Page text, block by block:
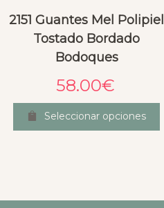
2151 Guantes Mel Polipiel
Tostado Bordado
Bodoques
58.00€
Seleccionar opciones